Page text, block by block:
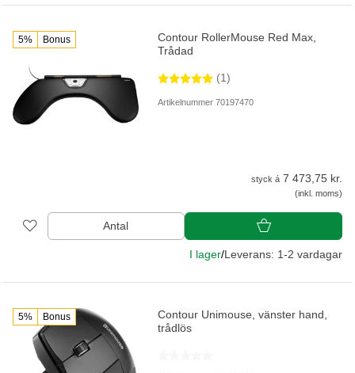
5% Bonus
Contour RollerMouse Red Max,
Trådad
(1)
Artikelnummer 70197470
styck á 7 473,75 kr.
(inkl. moms)
Antal
I lager/Leverans: 1-2 vardagar
5% Bonus
Contour Unimouse, vänster hand,
trådlös